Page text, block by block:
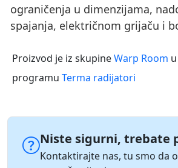
ograničenja u dimenzijama,
spajanja, električnom grijaču i
Proizvod je iz skupineWarp Room
programu Terma radijatori
Niste sigurni, trebate
Kontaktirajte nas, tu smo da